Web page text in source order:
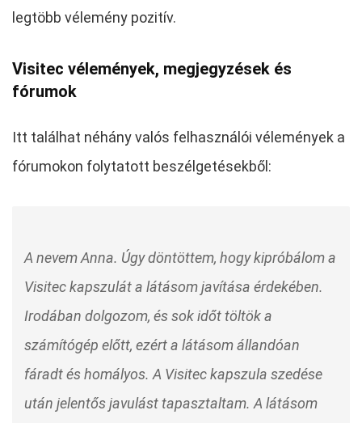
legtöbb vélemény pozitív.
Visitec vélemények, megjegyzések és
fórumok
Itt találhat néhány valós felhasználói vélemények a
fórumokon folytatott beszélgetésekből:
A nevem Anna. Úgy döntöttem, hogy kipróbálom a
Visitec kapszulát a látásom javítása érdekében.
Irodában dolgozom, és sok időt töltök a
számítógép előtt, ezért a látásom állandóan
fáradt és homályos. A Visitec kapszula szedése
után jelentős javulást tapasztaltam. A látásom